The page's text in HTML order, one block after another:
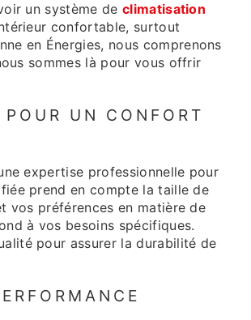
un système de climatisation
confortable, surtout
en Énergies, nous comprenons
sommes là pour vous offrir
UN CONFORT
expertise professionnelle pour
prend en compte la taille de
vos préférences en matière de
à vos besoins spécifiques.
pour assurer la durabilité de